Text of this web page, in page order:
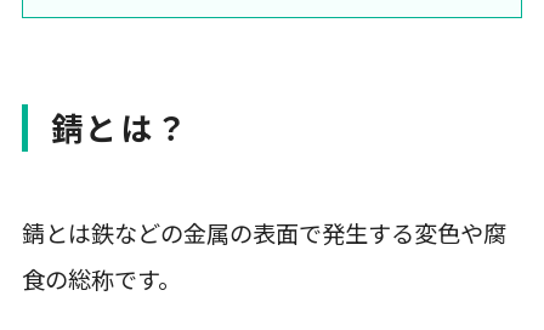
錆とは？
錆とは鉄などの金属の表面で発生する変色や腐
食の総称です。